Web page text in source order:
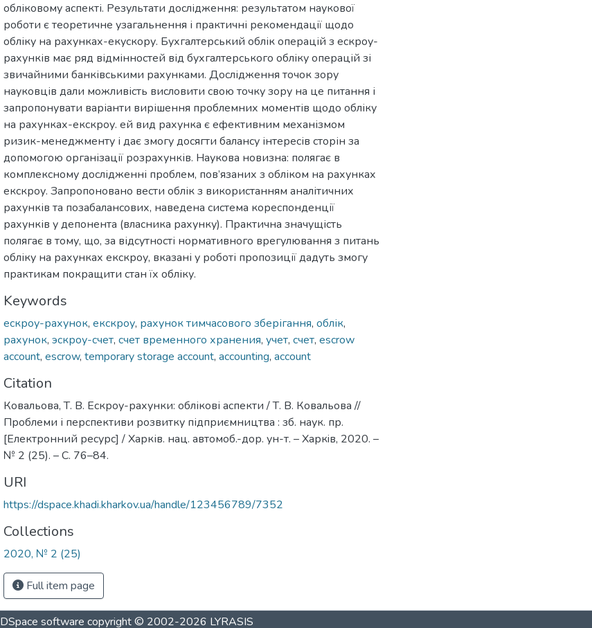
обліковому аспекті. Результати дослідження: результатом наукової
роботи є теоретичне узагальнення і практичні рекомендації щодо
обліку на рахунках-екускору. Бухгалтерський облік операцій з ескроу-
рахунків має ряд відмінностей від бухгалтерського обліку операцій зі
звичайними банківськими рахунками. Дослідження точок зору
науковців дали можливість висловити свою точку зору на це питання і
запропонувати варіанти вирішення проблемних моментів щодо обліку
на рахунках-екскроу. ей вид рахунка є ефективним механізмом
ризик-менеджменту і дає змогу досягти балансу інтересів сторін за
допомогою організації розрахунків. Наукова новизна: полягає в
комплексному дослідженні проблем, пов’язаних з обліком на рахунках
екскроу. Запропоновано вести облік з використанням аналітичних
рахунків та позабалансових, наведена система кореспонденції
рахунків у депонента (власника рахунку). Практична значущість
полягає в тому, що, за відсутності нормативного врегулювання з питань
обліку на рахунках екскроу, вказані у роботі пропозиції дадуть змогу
практикам покращити стан їх обліку.
Keywords
ескроу-рахунок, екскроу, рахунок тимчасового зберігання, облік,
рахунок, эскроу-счет, счет временного хранения, учет, счет, escrow
account, escrow, temporary storage account, accounting, account
Citation
Ковальова, Т. В. Ескроу-рахунки: облікові аспекти / Т. В. Ковальова //
Проблеми і перспективи розвитку підприємництва : зб. наук. пр.
[Електронний ресурс] / Харків. нац. автомоб.-дор. ун-т. – Харкiв, 2020. –
№ 2 (25). – С. 76–84.
URI
https://dspace.khadi.kharkov.ua/handle/123456789/7352
Collections
2020, № 2 (25)
Full item page
DSpace software copyright © 2002-2026 LYRASIS